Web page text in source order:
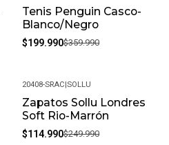
-44%
Tenis Penguin Casco-
Blanco/Negro
$199.990$359.990
-54%
20408-SRAC |SOLLU
Zapatos Sollu Londres
Soft Rio-Marrón
$114.990$249.990